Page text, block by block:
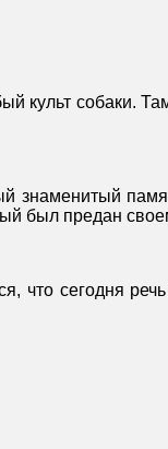
культ собаки.
знаменитый
был предан
что сегодня